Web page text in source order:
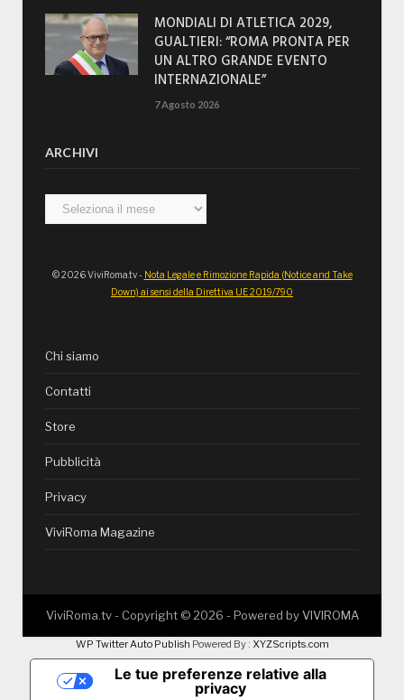
MONDIALI DI ATLETICA 2029,
GUALTIERI: “ROMA PRONTA PER
UN ALTRO GRANDE EVENTO
INTERNAZIONALE”
7 Agosto 2026
ARCHIVI
Archivi
© 2026 ViviRoma.tv - Nota Legale e Rimozione Rapida (Notice and Take
Down) ai sensi della Direttiva UE 2019/790
Chi siamo
Contatti
Store
Pubblicità
Privacy
ViviRoma Magazine
ViviRoma.tv - Copyright © 2026 - Powered byVIVIROMA
WP Twitter Auto Publish Powered By : XYZScripts.com
Le tue preferenze relative alla
privacy